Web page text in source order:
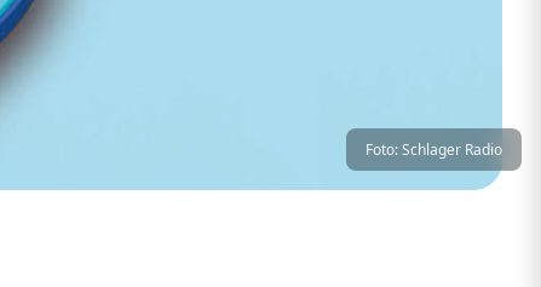
Foto: Schlager Radio